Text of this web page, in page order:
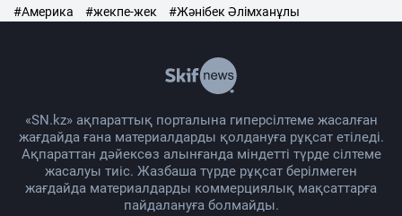
#Америка #жекпе-жек #Жәнібек Әлімханұлы
«SN.kz» ақпараттық порталына гиперсілтеме жасалған
жағдайда ғана материалдарды қолдануға рұқсат етіледі.
Ақпараттан дәйексөз алынғанда міндетті түрде сілтеме
жасалуы тиіс. Жазбаша түрде рұқсат берілмеген
жағдайда материалдарды коммерциялық мақсаттарға
пайдалануға болмайды.